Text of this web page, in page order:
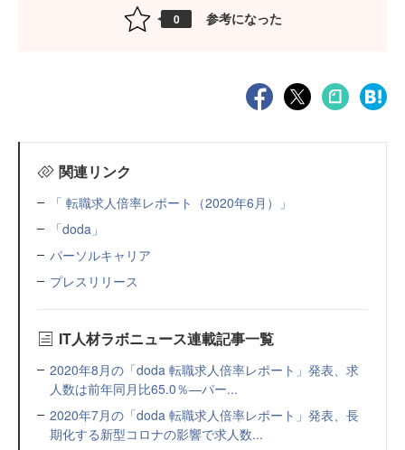
0 参考になった
関連リンク
「 転職求人倍率レポート（2020年6月）」
「doda」
パーソルキャリア
プレスリリース
IT人材ラボニュース連載記事一覧
2020年8月の「doda 転職求人倍率レポート」発表、求
人数は前年同月比65.0％―パー...
2020年7月の「doda 転職求人倍率レポート」発表、長
期化する新型コロナの影響で求人数...